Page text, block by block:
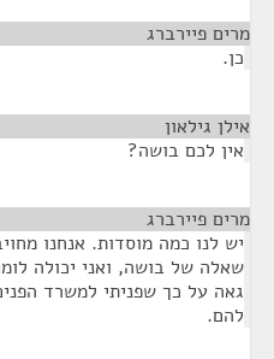
מרים פיירברג
כן.
אילן גילאון
אין לכם בושה?
מרים פיירברג
יש לנו כמה מוסדות. אנחנו
שאלה של בושה, ואני יכולה
גאה על כך שפניתי למשרד
להם.